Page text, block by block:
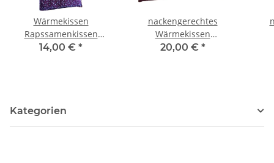
Wärmekissen
Rapssamenkissen
rechteckig "rosa
14,00 € *
nackengerechtes
Wärmekissen
Rapssamen RNXXL80
20,00 € *
Kategorien